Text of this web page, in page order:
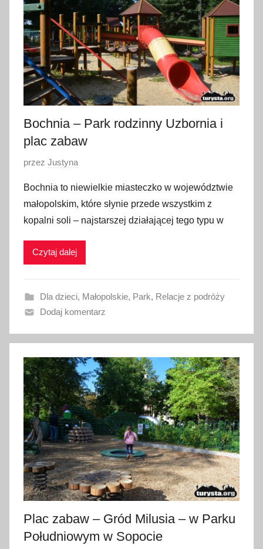
2
0
2
2
Bochnia – Park rodzinny Uzbornia i
plac zabaw
O
u
b
l
i
a
n
1
0
m
a
r
c
a
2
0
2
2
przez Justyna
Bochnia to niewielkie miasteczko w województwie
małopolskim, które słynie przede wszystkim z
kopalni soli – najstarszej działającej tego typu w
Czytaj dalej
Dla dzieci, Małopolskie, Park, Relacje z podróży
Dodaj komentarz
Plac zabaw – Gród Milusia – w Parku
Południowym w Sopocie